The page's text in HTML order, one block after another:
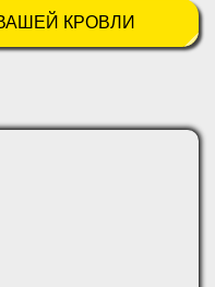
КРОВЛИ